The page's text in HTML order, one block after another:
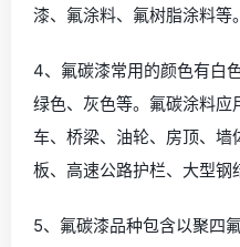
漆、氟涂料、氟树脂涂料等。
4、氟碳漆常用的颜色有白
绿色、灰色等。氟碳涂料
车、桥梁、油轮、房顶、
板、高速公路护栏、大型钢
5、氟碳漆品种包含以聚四